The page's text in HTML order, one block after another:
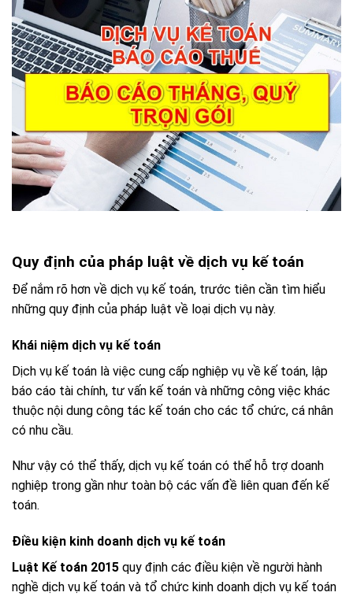
Quy định của pháp luật về dịch vụ kế toán
Để nắm rõ hơn về dịch vụ kế toán, trước tiên cần tìm hiểu
những quy định của pháp luật về loại dịch vụ này.
Khái niệm dịch vụ kế toán
Dịch vụ kế toán là việc cung cấp nghiệp vụ về kế toán, lập
báo cáo tài chính, tư vấn kế toán và những công việc khác
thuộc nội dung công tác kế toán cho các tổ chức, cá nhân
có nhu cầu.
Như vậy có thể thấy, dịch vụ kế toán có thể hỗ trợ doanh
nghiệp trong gần như toàn bộ các vấn đề liên quan đến kế
toán.
Điều kiện kinh doanh dịch vụ kế toán
Luật Kế toán 2015 quy định các điều kiện về người hành
nghề dịch vụ kế toán và tổ chức kinh doanh dịch vụ kế toán